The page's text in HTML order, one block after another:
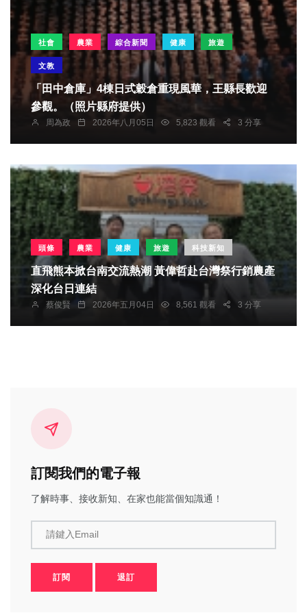
社會 農業 綜合新聞 健康 旅遊
文教
「田中倉庫」4棟日式穀倉重現風華，王縣長歡迎
參觀。（照片縣府提供）
周為政 2026年八月05日 5,823 觀看 3 分享
頭條 農業 健康 旅遊 科技新知
直飛熊本掀台南交流熱潮 黃偉哲赴台灣祭行銷農產
深化台日連結
蔡俊賢 2026年五月04日 8,561 觀看 3 分享
訂閱我們的電子報
了解時事、接收新知、在家也能當個知識通！
請鍵入Email
訂閱 退訂